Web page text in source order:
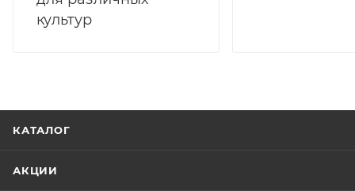
культур
КАТАЛОГ
АКЦИИ